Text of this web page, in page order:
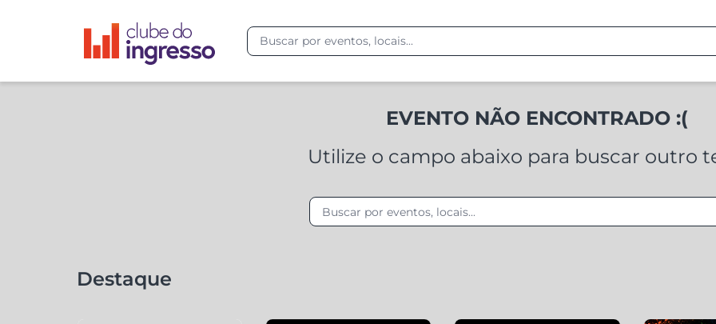
EVENTO NÃO ENCONTRADO :(
Utilize o campo abaixo para buscar outro
Destaque